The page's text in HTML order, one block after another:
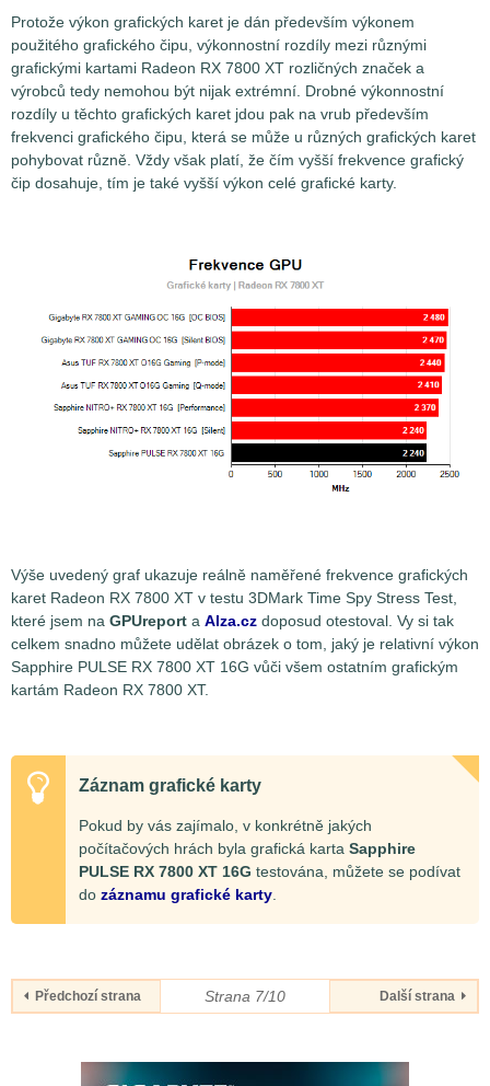
Protože výkon grafických karet je dán především výkonem
použitého grafického čipu, výkonnostní rozdíly mezi různými
grafickými kartami Radeon RX 7800 XT rozličných značek a
výrobců tedy nemohou být nijak extrémní. Drobné výkonnostní
rozdíly u těchto grafických karet jdou pak na vrub především
frekvenci grafického čipu, která se může u různých grafických karet
pohybovat různě. Vždy však platí, že čím vyšší frekvence grafický
čip dosahuje, tím je také vyšší výkon celé grafické karty.
Výše uvedený graf ukazuje reálně naměřené frekvence grafických
karet Radeon RX 7800 XT v testu 3DMark Time Spy Stress Test,
které jsem na GPUreport a Alza.cz doposud otestoval. Vy si tak
celkem snadno můžete udělat obrázek o tom, jaký je relativní výkon
Sapphire PULSE RX 7800 XT 16G vůči všem ostatním grafickým
kartám Radeon RX 7800 XT.
Záznam grafické karty
Pokud by vás zajímalo, v konkrétně jakých
počítačových hrách byla grafická karta Sapphire
PULSE RX 7800 XT 16G testována, můžete se podívat
do záznamu grafické karty.
Předchozí strana Strana 7/10 Další strana